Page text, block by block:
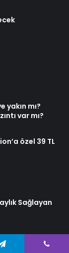
yakın mı?
var mı?
özel 39 TL
Sağlayan